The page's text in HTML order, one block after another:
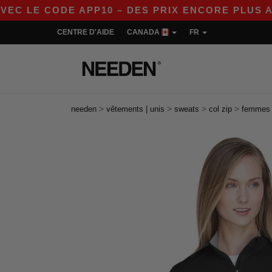
APP10 – DES PRIX ENCORE PLUS
CENTRE D'AIDE CANADA FR
needen > vêtements | unis > sweats > col zip > femmes